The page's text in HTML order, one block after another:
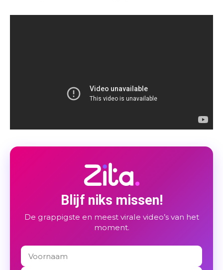
Blijf niks missen!
De grappigste en meest virale video’s van het
moment.